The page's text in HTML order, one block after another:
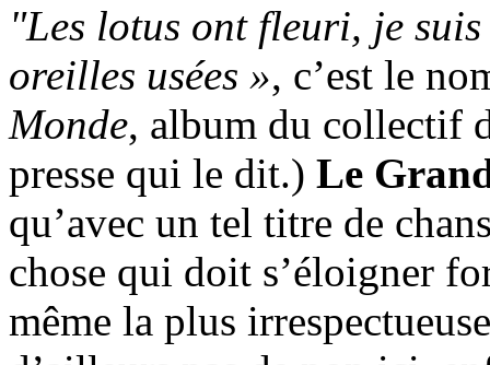
"Les lotus ont fleuri, je
oreilles usées », c’est le
Monde, album du collectif
presse qui le dit.) Le
qu’avec un tel titre de
chose qui doit s’éloigner
même la plus